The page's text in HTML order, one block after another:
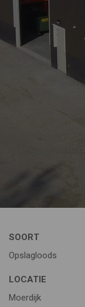
SOORT
Opslagloods
LOCATIE
Moerdijk